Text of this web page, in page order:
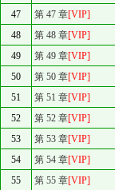
47
第 47 章[VIP]
48
第 48 章[VIP]
49
第 49 章[VIP]
50
第 50 章[VIP]
51
第 51 章[VIP]
52
第 52 章[VIP]
53
第 53 章[VIP]
54
第 54 章[VIP]
55
第 55 章[VIP]